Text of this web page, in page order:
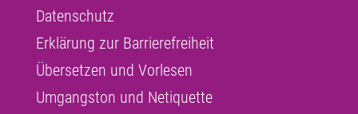
Datenschutz
Erklärung zur Barrierefreiheit
Übersetzen und Vorlesen
Umgangston und Netiquette